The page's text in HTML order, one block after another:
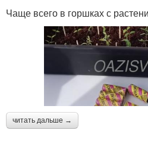
Чаще всего в горшках с
читать дальше →